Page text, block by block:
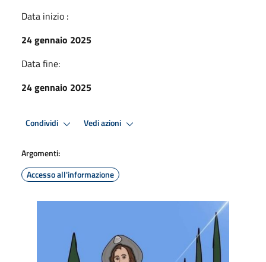
Data inizio :
24 gennaio 2025
Data fine:
24 gennaio 2025
Condividi Vedi azioni
Argomenti:
Accesso all'informazione